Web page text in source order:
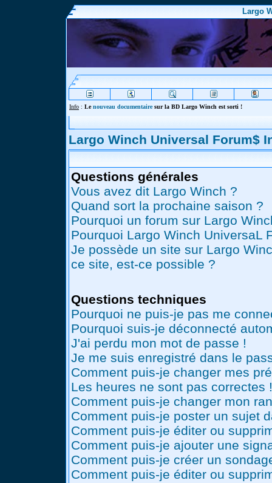
Largo
Info : Lenouveau documentairesur la BD Largo Winch est sorti !
Largo Winch Universal Forum$
Questions générales
Vous avez dit Largo Winch ?
Quand sort la prochaine saison ?
Pourquoi un forum sur Largo
Pourquoi Largo Winch UniversaL
Je possède un site sur Largo
ce site, est-ce possible ?
Questions techniques
Pourquoi ne puis-je pas me
Pourquoi suis-je déconnecté
J'ai perdu mon mot de passe !
Je me suis enregistré dans le
Comment puis-je changer mes
Les heures ne sont pas correctes !
Comment puis-je changer mon
Comment puis-je poster un sujet
Comment puis-je éditer ou
Comment puis-je ajouter une
Comment puis-je créer un
Comment puis-je éditer ou